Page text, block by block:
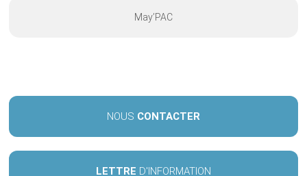
May’PAC
NOUS CONTACTER
LETTRE D'INFORMATION